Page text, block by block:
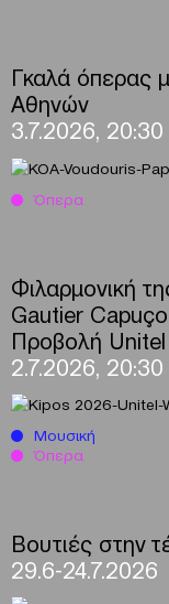
Γκαλά όπερας
Αθηνών
3.7.2026, 20:30
Όπερα
Φιλαρμονική
Gautier
Προβολή Unitel
2.7.2026, 20:30
Μουσική
Όπερα
Βουτιές στην
29.6-24.7.2026